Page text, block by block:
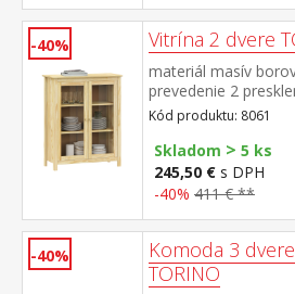
-40% Vitrína 2 dvere
materiál masív
prevedenie 2
maximálne nosnosti
montáž
Kód produktu: 8061
Skladom > 5 ks
245,50 € s DPH
-40% 411 € **
-40%
Komoda 3
TORINO